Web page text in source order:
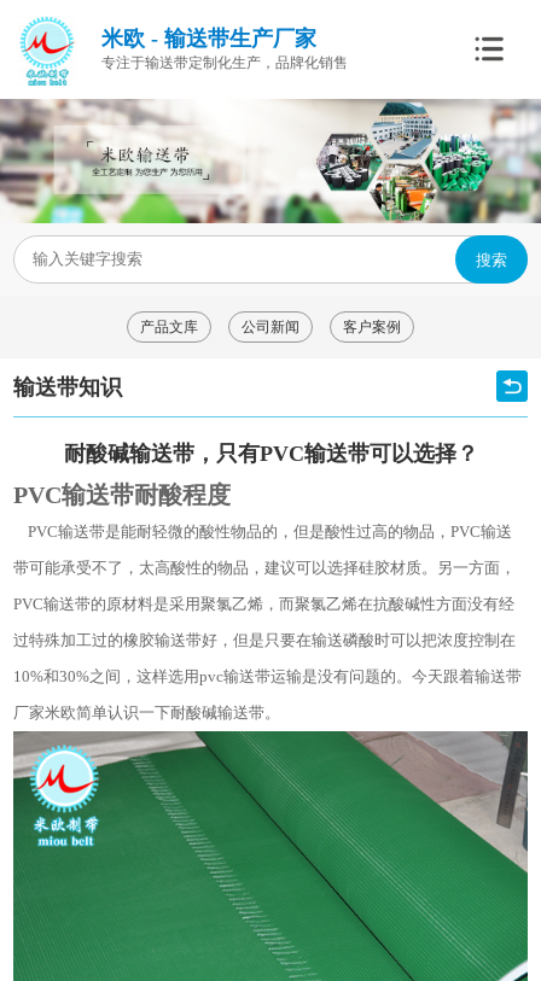
米欧 - 输送带生产厂家
专注于输送带定制化生产，品牌化销售
搜索
产品文库 公司新闻 客户案例
输送带知识
耐酸碱输送带，只有PVC输送带可以选择？
PVC输送带耐酸程度
PVC输送带是能耐轻微的酸性物品的，但是酸性过高的物品，PVC输送
带可能承受不了，太高酸性的物品，建议可以选择硅胶材质。另一方面，
PVC输送带的原材料是采用聚氯乙烯，而聚氯乙烯在抗酸碱性方面没有经
过特殊加工过的橡胶输送带好，但是只要在输送磷酸时可以把浓度控制在
10%和30%之间，这样选用pvc输送带运输是没有问题的。今天跟着输送带
厂家米欧简单认识一下耐酸碱输送带。